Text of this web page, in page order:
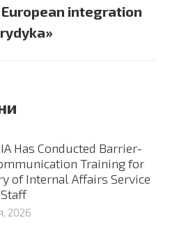
integration
Has Conducted Barrier-
Training for
of Internal Affairs Service
2026